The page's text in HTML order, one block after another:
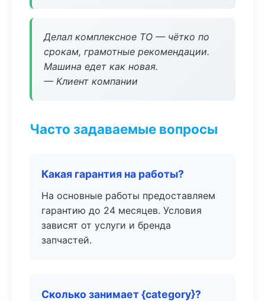
Делал комплексное ТО — чётко по
срокам, грамотные рекомендации.
Машина едет как новая.
— Клиент компании
Часто задаваемые вопросы
Какая гарантия на работы?
На основные работы предоставляем
гарантию до 24 месяцев. Условия
зависят от услуги и бренда
запчастей.
Сколько занимает {category}?